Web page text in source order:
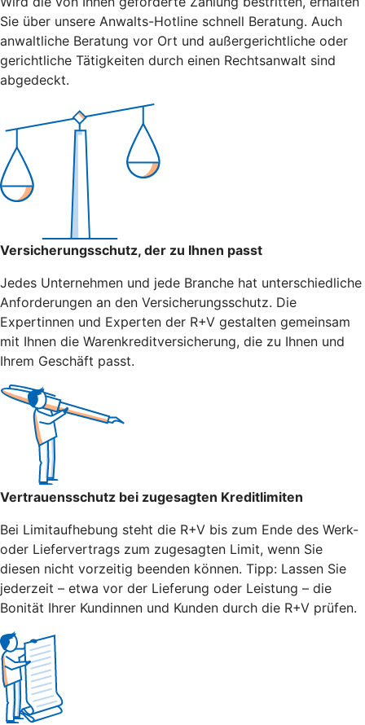
Sie über unsere Anwalts-Hotline schnell Beratung. Auch
anwaltliche Beratung vor Ort und außergerichtliche oder
gerichtliche Tätigkeiten durch einen Rechtsanwalt sind
abgedeckt.
Versicherungsschutz, der zu Ihnen passt
Jedes Unternehmen und jede Branche hat unterschiedliche
Anforderungen an den Versicherungsschutz. Die
Expertinnen und Experten der R+V gestalten gemeinsam
mit Ihnen die Warenkreditversicherung, die zu Ihnen und
Ihrem Geschäft passt.
Vertrauensschutz bei zugesagten Kreditlimiten
Bei Limitaufhebung steht die R+V bis zum Ende des Werk-
oder Liefervertrags zum zugesagten Limit, wenn Sie
diesen nicht vorzeitig beenden können. Tipp: Lassen Sie
jederzeit – etwa vor der Lieferung oder Leistung – die
Bonität Ihrer Kundinnen und Kunden durch die R+V prüfen.